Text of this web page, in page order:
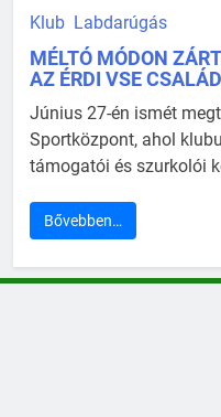
Klub Labdarúgás
MÉLTÓ MÓDON
AZ ÉRDI VSE
Június 27-én ismét
Sportközpont, ahol
támogatói és szurkolói
Bővebben…